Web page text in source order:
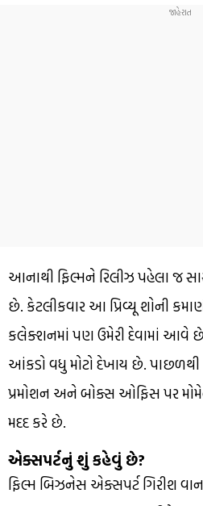
આનાથી ફિલ્મને રિલીઝ પહેલા જ
છે. કેટલીકવાર આ પ્રિવ્યૂ શોની
કલેક્શનમાં પણ ઉમેરી દેવામાં આવે
આંકડો વધુ મોટો દેખાય છે.
પ્રમોશન અને બોક્સ ઓફિસ પર
મદદ કરે છે.
એક્સપર્ટનું શું કહેવું છે?
ફિલ્મ બિઝનેસ એક્સપર્ટ ગિરીશ